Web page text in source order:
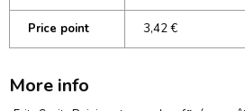
Price point 3,42 €
More info